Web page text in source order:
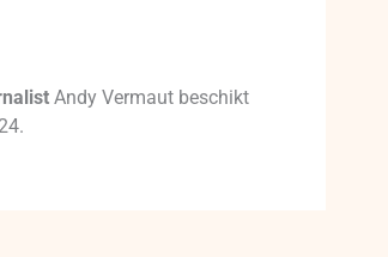
Andy Vermaut beschikt